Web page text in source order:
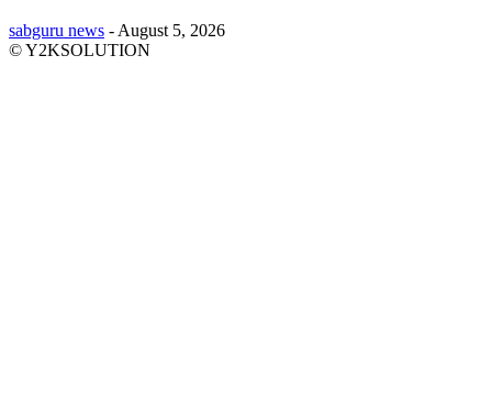
sabguru news - August 5, 2026
© Y2KSOLUTION